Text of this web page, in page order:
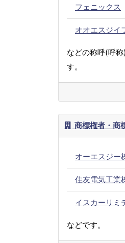
フェニックス
オオエスジイ
などの称呼(呼
す。
商標権者・商
オーエスジー
住友電気工業
イスカーリミ
などです。